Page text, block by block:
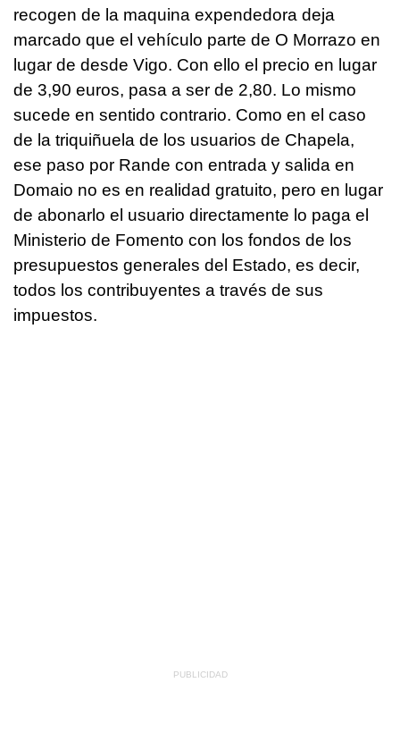
recogen de la maquina expendedora deja
marcado que el vehículo parte de O Morrazo en
lugar de desde Vigo. Con ello el precio en lugar
de 3,90 euros, pasa a ser de 2,80. Lo mismo
sucede en sentido contrario. Como en el caso
de la triquiñuela de los usuarios de Chapela,
ese paso por Rande con entrada y salida en
Domaio no es en realidad gratuito, pero en lugar
de abonarlo el usuario directamente lo paga el
Ministerio de Fomento con los fondos de los
presupuestos generales del Estado, es decir,
todos los contribuyentes a través de sus
impuestos.